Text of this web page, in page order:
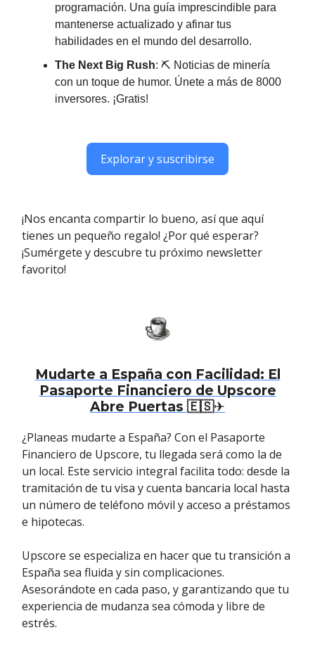
programación. Una guía imprescindible para
mantenerse actualizado y afinar tus
habilidades en el mundo del desarrollo.
The Next Big Rush: ⛏ Noticias de minería
con un toque de humor. Únete a más de 8000
inversores. ¡Gratis!
Explorar y suscribirse
¡Nos encanta compartir lo bueno, así que aquí
tienes un pequeño regalo! ¿Por qué esperar?
¡Sumérgete y descubre tu próximo newsletter
favorito!
Mudarte a España con Facilidad: El
Pasaporte Financiero de Upscore
Abre Puertas 🇪🇸✈️
¿Planeas mudarte a España? Con el Pasaporte
Financiero de Upscore, tu llegada será como la de
un local. Este servicio integral facilita todo: desde la
tramitación de tu visa y cuenta bancaria local hasta
un número de teléfono móvil y acceso a préstamos
e hipotecas.
Upscore se especializa en hacer que tu transición a
España sea fluida y sin complicaciones.
Asesorándote en cada paso, y garantizando que tu
experiencia de mudanza sea cómoda y libre de
estrés.